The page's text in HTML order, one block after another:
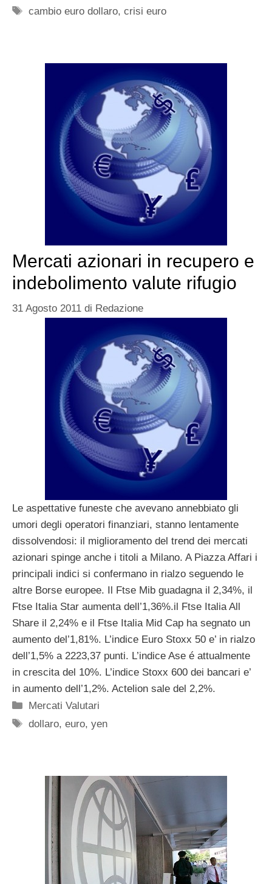
Tag
cambio euro dollaro,crisi euro
Mercati azionari in recupero e
indebolimento valute rifugio
31 Agosto 2011 di Redazione
Le aspettative funeste che avevano annebbiato gli
umori degli operatori finanziari, stanno lentamente
dissolvendosi: il miglioramento del trend dei mercati
azionari spinge anche i titoli a Milano. A Piazza Affari i
principali indici si confermano in rialzo seguendo le
altre Borse europee. Il Ftse Mib guadagna il 2,34%, il
Ftse Italia Star aumenta dell’1,36%.il Ftse Italia All
Share il 2,24% e il Ftse Italia Mid Cap ha segnato un
aumento del’1,81%. L’indice Euro Stoxx 50 e’ in rialzo
dell’1,5% a 2223,37 punti. L’indice Ase é attualmente
in crescita del 10%. L’indice Stoxx 600 dei bancari e’
in aumento dell’1,2%. Actelion sale del 2,2%.
Categorie
Mercati Valutari
Tag
dollaro,euro,yen